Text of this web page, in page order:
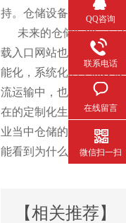
持。仓储设备的的各
未来的仓储行业一定会
载入口网站也会发现，
能化，系统化的全面发
流运输中，也能看到先
在的定制化生产，更
业当中仓储的各个环节的
能看到为什么仓储行业的美
【相关推荐】
QQ咨询
联系电话
在线留言
微信扫一扫